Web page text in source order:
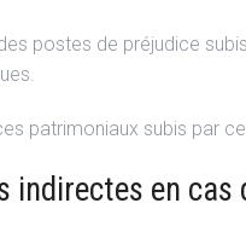
postes de préjudice
patrimoniaux subis par
indirectes en